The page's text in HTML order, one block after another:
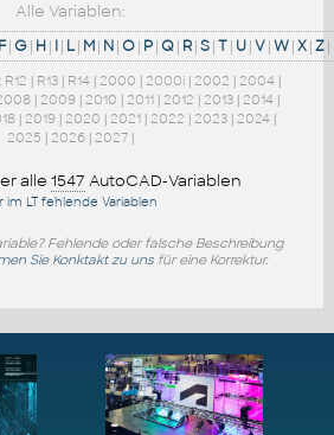
Alle Variablen:
F|G| H| I| L| M| N|O| P|Q| R|S|T| U|V|W|X|Z|
R12 | R13 | R14 | 2000 | 2000i | 2002 | 2004 |
| 2009| 2010 | 2011| 2012 | 2013| 2014|
| 2019| 2020 | 2021| 2022 | 2023| 2024|
2025 | 2026| 2027|
alle 1547 AutoCAD-Variablen
im LT fehlende Variablen
Fehlende oder falsche Beschreibung
Sie Konktakt zu unsfür eine Korrektur.